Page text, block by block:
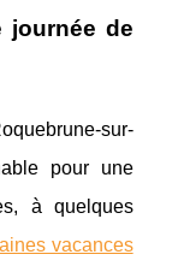
journée de
sur-
pour une
à quelques
vacances